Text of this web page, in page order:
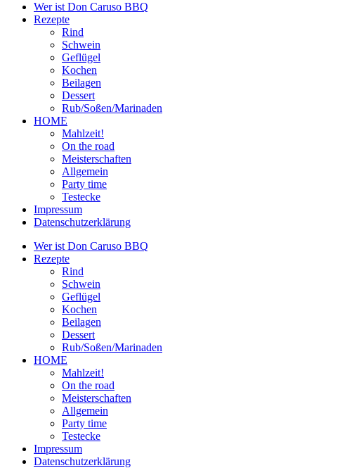
Wer ist Don Caruso BBQ
Rezepte
Rind
Schwein
Geflügel
Kochen
Beilagen
Dessert
Rub/Soßen/Marinaden
HOME
Mahlzeit!
On the road
Meisterschaften
Allgemein
Party time
Testecke
Impressum
Datenschutzerklärung
Wer ist Don Caruso BBQ
Rezepte
Rind
Schwein
Geflügel
Kochen
Beilagen
Dessert
Rub/Soßen/Marinaden
HOME
Mahlzeit!
On the road
Meisterschaften
Allgemein
Party time
Testecke
Impressum
Datenschutzerklärung